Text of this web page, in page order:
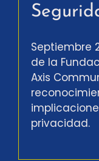
Septiembre
de la
Axis
privacidad.